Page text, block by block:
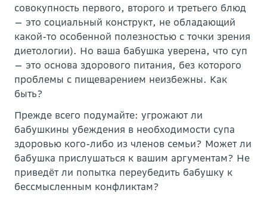
совокупность первого, второго и третьего блюд
— это социальный конструкт, не обладающий
какой-то особенной полезностью с точки зрения
диетологии). Но ваша бабушка уверена, что суп
— это основа здорового питания, без которого
проблемы с пищеварением неизбежны. Как
быть?
Прежде всего подумайте: угрожают ли
бабушкины убеждения в необходимости супа
здоровью кого-либо из членов семьи? Может ли
бабушка прислушаться к вашим аргументам? Не
приведёт ли попытка переубедить бабушку к
бессмысленным конфликтам?